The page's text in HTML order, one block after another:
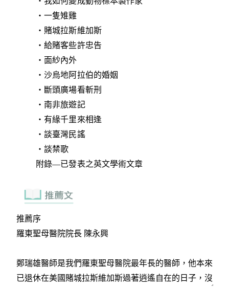
‧一隻雉雞
‧賭城拉斯維加斯
‧給賭客些許忠告
‧面紗內外
‧沙烏地阿拉伯的婚姻
‧斷頭廣場看斬刑
‧南非旅遊記
‧有緣千里來相逢
‧談臺灣民謠
‧談禁歌
附錄—已發表之英文學術文章